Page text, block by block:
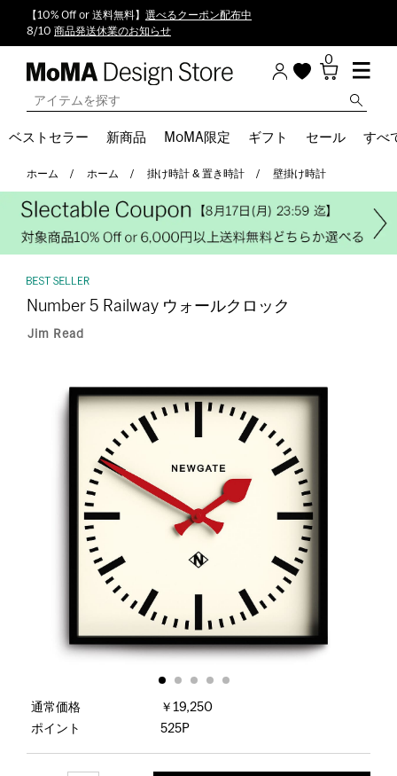
【10% Off or 送料無料】 選べるクーポン配布中
8/10 商品発送休業のお知らせ
0
ベストセラー 新商品 MoMA限定 ギフト セール すべ
ホーム ホーム 掛け時計 & 置き時計 壁掛け時計
Number 5 Railway ウォールクロック
Jim Read
通常価格
￥19,250
ポイント
525P